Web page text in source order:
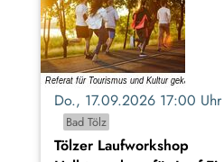
Do., 17.09.2026 17:00 Uhr
Bad Tölz
Tölzer Laufworkshop